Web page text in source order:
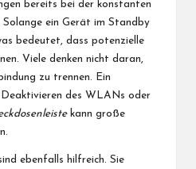
bereits bei der konstanten
ein Gerät im Standby
bedeutet, dass potenzielle
Viele denken nicht daran,
zu trennen. Ein
des WLANs oder
kann große
ebenfalls hilfreich. Sie